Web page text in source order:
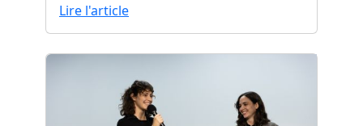
Lire l'article